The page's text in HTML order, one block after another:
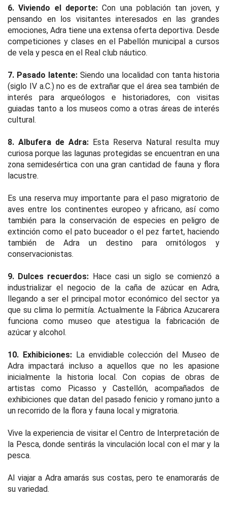
6. Viviendo el deporte: Con una población tan joven, y
pensando en los visitantes interesados en las grandes
emociones, Adra tiene una extensa oferta deportiva. Desde
competiciones y clases en el Pabellón municipal a cursos
de vela y pesca en el Real club náutico.
7. Pasado latente: Siendo una localidad con tanta historia
(siglo IV a.C.) no es de extrañar que el área sea también de
interés para arqueólogos e historiadores, con visitas
guiadas tanto a los museos como a otras áreas de interés
cultural.
8. Albufera de Adra: Esta Reserva Natural resulta muy
curiosa porque las lagunas protegidas se encuentran en una
zona semidesértica con una gran cantidad de fauna y flora
lacustre.
Es una reserva muy importante para el paso migratorio de
aves entre los continentes europeo y africano, así como
también para la conservación de especies en peligro de
extinción como el pato buceador o el pez fartet, haciendo
también de Adra un destino para ornitólogos y
conservacionistas.
9. Dulces recuerdos: Hace casi un siglo se comienzó a
industrializar el negocio de la caña de azúcar en Adra,
llegando a ser el principal motor económico del sector ya
que su clima lo permitía. Actualmente la Fábrica Azucarera
funciona como museo que atestigua la fabricación de
azúcar y alcohol.
10. Exhibiciones:La envidiable colección del Museo de
Adra impactará incluso a aquellos que no les apasione
inicialmente la historia local. Con copias de obras de
artistas como Picasso y Castellón, acompañados de
exhibiciones que datan del pasado fenicio y romano junto a
un recorrido de la flora y fauna local y migratoria.
Vive la experiencia de visitar el Centro de Interpretación de
la Pesca, donde sentirás la vinculación local con el mar y la
pesca.
Al viajar a Adra amarás sus costas, pero te enamorarás de
su variedad.